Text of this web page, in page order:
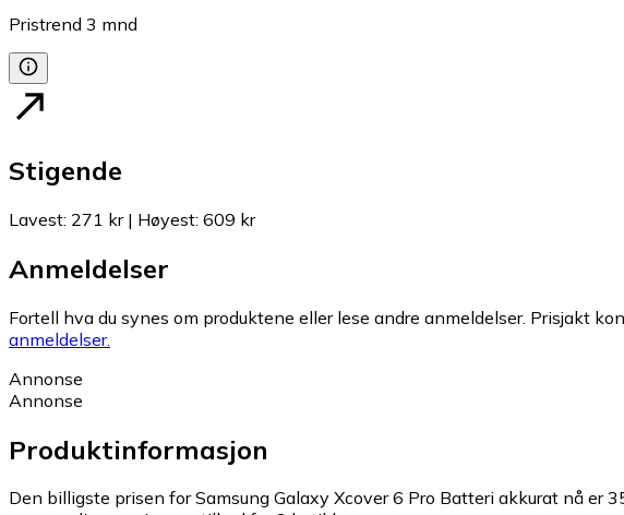
Pristrend 3 mnd
Stigende
Lavest: 271 kr| Høyest: 609 kr
Anmeldelser
Fortell hva du synes om produktene eller lese andre anmeldelser. Prisjakt
anmeldelser.
Annonse
Annonse
Produktinformasjon
Den billigste prisen for Samsung Galaxy Xcover 6 Pro Batteri akkurat nå er